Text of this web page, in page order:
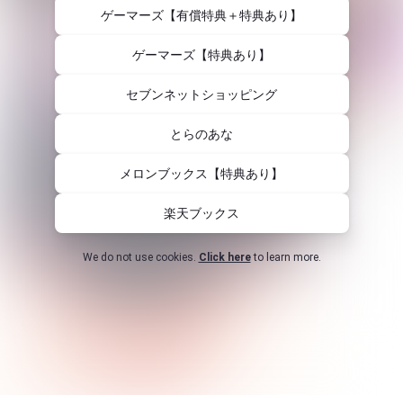
ゲーマーズ【有償特典＋特典あり】
ゲーマーズ【特典あり】
セブンネットショッピング
とらのあな
メロンブックス【特典あり】
楽天ブックス
We do not use cookies. Click here to learn more.